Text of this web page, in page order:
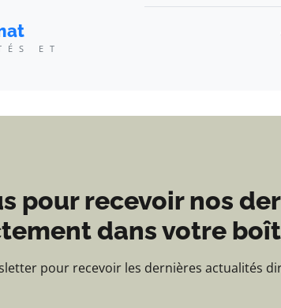
Climat - Blog
ET
pour recevoir nos
dans votre
pour recevoir les dernières actualités